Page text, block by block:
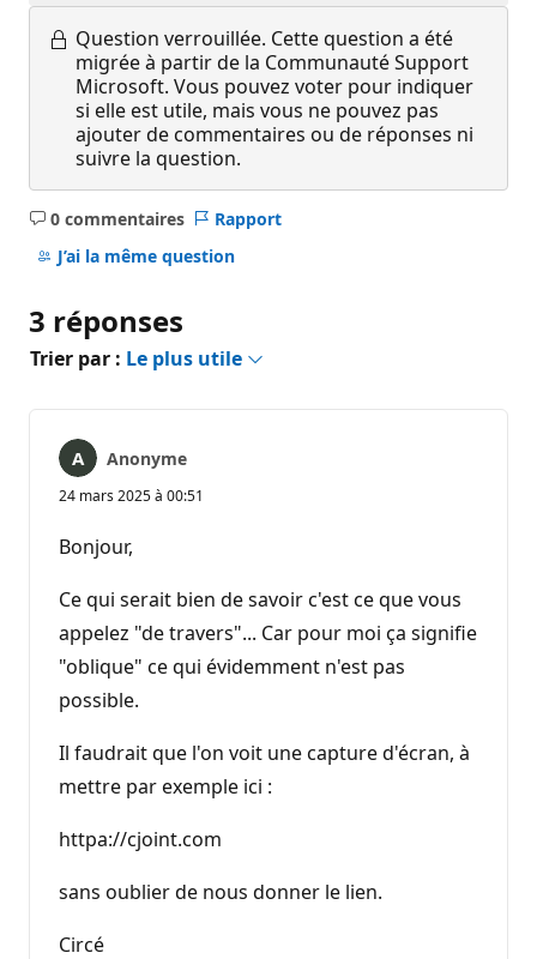
Question verrouillée. Cette question a été
migrée à partir de la Communauté Support
Microsoft. Vous pouvez voter pour indiquer
si elle est utile, mais vous ne pouvez pas
ajouter de commentaires ou de réponses ni
suivre la question.
0 commentaires
Aucun
commentaire
Rapport
J’ai la même question
3 réponses
Trier par : Le plus utile
Anonyme
24 mars 2025 à 00:51
Bonjour,
Ce qui serait bien de savoir c'est ce que vous
appelez "de travers"... Car pour moi ça signifie
"oblique" ce qui évidemment n'est pas
possible.
Il faudrait que l'on voit une capture d'écran, à
mettre par exemple ici :
httpa://cjoint.com
sans oublier de nous donner le lien.
Circé